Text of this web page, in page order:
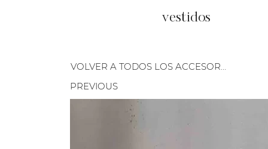
vestidos
VOLVER A TODOS LOS ACCESORIOS
PREVIOUS